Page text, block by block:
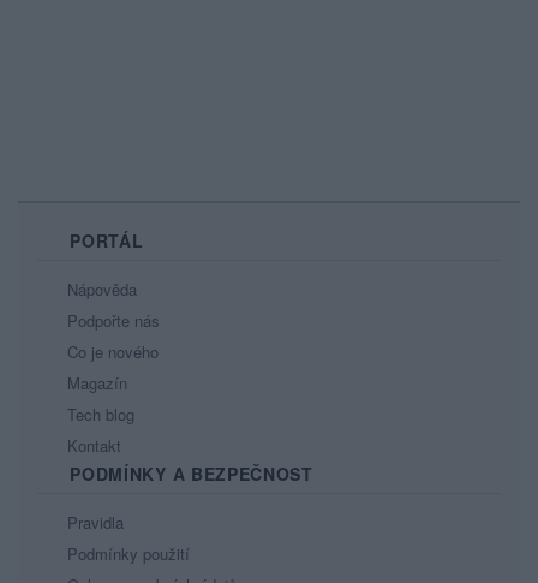
PORTÁL
Nápověda
Podpořte nás
Co je nového
Magazín
Tech blog
Kontakt
PODMÍNKY A BEZPEČNOST
Pravidla
Podmínky použití